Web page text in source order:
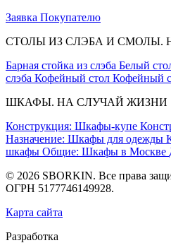
Заявка Покупателю
СТОЛЫ ИЗ СЛЭБА И СМОЛЫ.
Барная стойка из слэба Белый
слэба Кофейный стол Кофейный
ШКАФЫ. НА СЛУЧАЙ ЖИЗНИ
Конструкция: Шкафы-купе
Назначение: Шкафы для одежды
шкафы Общие: Шкафы в Москве
© 2026 SBORKIN. Все права
ОГРН 5177746149928.
Карта сайта
Разработка